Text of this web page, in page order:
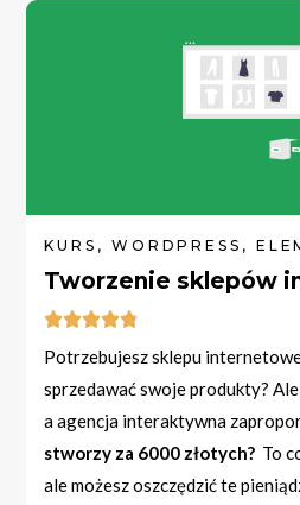
KURS, WORDPRESS,
Tworzenie sklepów

Potrzebujesz sklepu
sprzedawać swoje produkty?
a agencja interaktywna
stworzy za 6000 złotych? To
ale możesz oszczędzić te